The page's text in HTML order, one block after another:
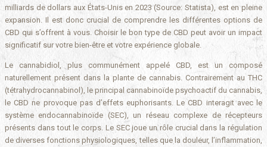
milliards de dollars aux États-Unis en 2023 (Source: Statista), est en pleine
expansion. Il est donc crucial de comprendre les différentes options de
CBD qui s’offrent à vous. Choisir le bon type de CBD peut avoir un impact
significatif sur votre bien-être et votre expérience globale.
Le cannabidiol, plus communément appelé CBD, est un composé
naturellement présent dans la plante de cannabis. Contrairement au THC
(tétrahydrocannabinol), le principal cannabinoïde psychoactif du cannabis,
le CBD ne provoque pas d’effets euphorisants. Le CBD interagit avec le
système endocannabinoïde (SEC), un réseau complexe de récepteurs
présents dans tout le corps. Le SEC joue un rôle crucial dans la régulation
de diverses fonctions physiologiques, telles que la douleur, l’inflammation,